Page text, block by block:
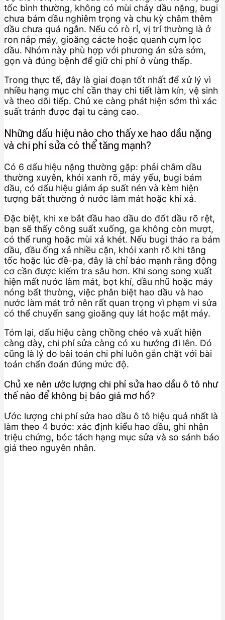
tốc bình thường, không có mùi cháy dầu nặng, bugi
chưa bám dầu nghiêm trọng và chu kỳ châm thêm
dầu chưa quá ngắn. Nếu có rò rỉ, vị trí thường là ở
ron nắp máy, gioăng cácte hoặc quanh cụm lọc
dầu. Nhóm này phù hợp với phương án sửa sớm,
gọn và đúng bệnh để giữ chi phí ở vùng thấp.
Trong thực tế, đây là giai đoạn tốt nhất để xử lý vì
nhiều hạng mục chỉ cần thay chi tiết làm kín, vệ sinh
và theo dõi tiếp. Chủ xe càng phát hiện sớm thì xác
suất tránh được đại tu càng cao.
Những dấu hiệu nào cho thấy xe hao dầu nặng
và chi phí sửa có thể tăng mạnh?
Có 6 dấu hiệu nặng thường gặp: phải châm dầu
thường xuyên, khói xanh rõ, máy yếu, bugi bám
dầu, có dấu hiệu giảm áp suất nén và kèm hiện
tượng bất thường ở nước làm mát hoặc khí xả.
Đặc biệt, khi xe bắt đầu hao dầu do đốt dầu rõ rệt,
bạn sẽ thấy công suất xuống, ga không còn mượt,
có thể rung hoặc mùi xả khét. Nếu bugi tháo ra bám
dầu, đầu ống xả nhiều cặn, khói xanh rõ khi tăng
tốc hoặc lúc đề-pa, đây là chỉ báo mạnh rằng động
cơ cần được kiểm tra sâu hơn. Khi song song xuất
hiện mất nước làm mát, bọt khí, dầu nhũ hoặc máy
nóng bất thường, việc phân biệt hao dầu và hao
nước làm mát trở nên rất quan trọng vì phạm vi sửa
có thể chuyển sang gioăng quy lát hoặc mặt máy.
Tóm lại, dấu hiệu càng chồng chéo và xuất hiện
càng dày, chi phí sửa càng có xu hướng đi lên. Đó
cũng là lý do bài toán chi phí luôn gắn chặt với bài
toán chẩn đoán đúng mức độ.
Chủ xe nên ước lượng chi phí sửa hao dầu ô tô như
thế nào để không bị báo giá mơ hồ?
Ước lượng chi phí sửa hao dầu ô tô hiệu quả nhất là
làm theo 4 bước: xác định kiểu hao dầu, ghi nhận
triệu chứng, bóc tách hạng mục sửa và so sánh báo
giá theo nguyên nhân.